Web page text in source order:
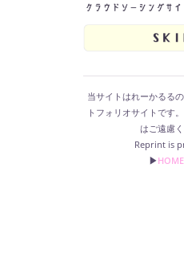
当サイトはれーかるる
トフォリオサイトです
はご遠慮く
Reprint is
▶︎